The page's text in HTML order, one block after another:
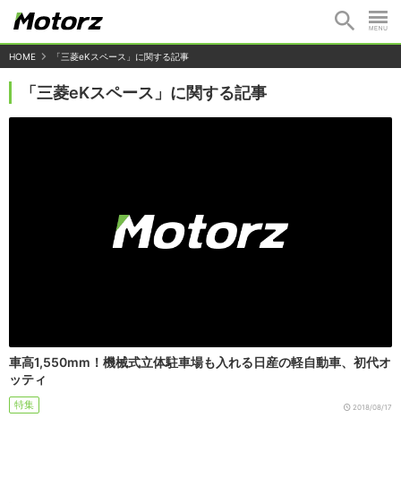
HOME 「三菱eKスペース」に関する記事
「三菱eKスペース」に関する記事
車高1,550mm！機械式立体駐車場も入れる日産の軽自動車、初代オ
ッティ
特集 2018/08/17